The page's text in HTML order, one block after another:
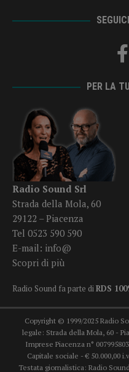
PER LA
Radio Sound Srl
Strada della Mola, 60
29122 – Piacenza
Tel 0523 590 590
E-mail: info@
Scopri di più
Radio Sound fa parte diRDS
Copyright © 1999/2025 Radio
legale: Strada della Mola, 60 -
Imprese Piacenza n°
Capitale sociale - € 50.000,00
Testata giornalistica: Radio